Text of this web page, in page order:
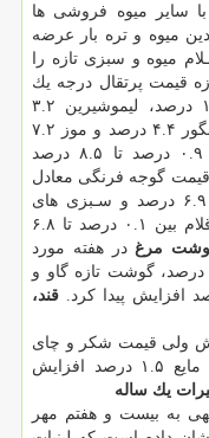
سایر میوه فروشی ها
میوه و تره بار عرضه
میوه و سبزی تازه را
قیمت پرتقال درجه یك
معادل ۸.۲ درصد، پرتقال درجه دو ۱۳.۴ درصد، لیموشیرین ۳.۲
درصد، انار ۴.۹ درصد، گلابی ۰.۸ درصد، انگور ۴.۴ درصد و موز ۷.۲
درصد كاهش ولی بهای سایر اقلام بین ۰.۹ درصد تا ۸.۵ درصد
قیمت گوجه فرنگی معادل
۳.۲ درصد، سیب زمینی ۵.۶ درصد، پیاز ۶.۹ درصد و سـبزی های
برگی ۲.۵ درصد كاهش ولی بهای سایر اقلام بین ۰.۱ درصد تا ۶.۸
مرغ در هفته مورد
گزارش قیمت گوشت گوسفند معادل ۰.۲ درصد، گوشت تازه گاو و
قند،
معادل ۰.۱ درصد كاهش ولی قیمت شكر و چای
خارجی هر یك ۰.۳ درصد و روغن نباتی مایع ۱.۵ درصد افزایش
یك ساله
به بیست و هفتم مهر